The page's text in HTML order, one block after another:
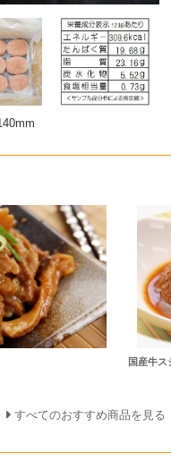
国産牛ス
すべてのおすすめ商品を見る